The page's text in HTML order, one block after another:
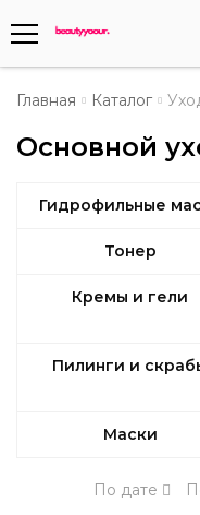
Телефоны
+375 (29) 8405655
+375 (29) 5487677
Главная Каталог
Основной
Гидрофильные
Тонер
Кремы и гели
Пилинги и
Маски
По дате